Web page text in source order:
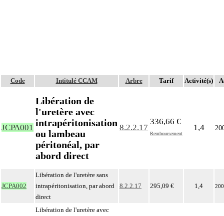
Code Intitulé CCAM Arbre Tarif Activité(s)
JCPA001
Libération de
l'uretère avec
intrapéritonisation
ou lambeau
péritonéal, par
abord direct
8.2.2.17
336,66 €
Remboursement
1,4
JCPA002
Libération de l'uretère sans
intrapéritonisation, par abord
direct
8.2.2.17 295,09 € 1,4
Libération de l'uretère avec